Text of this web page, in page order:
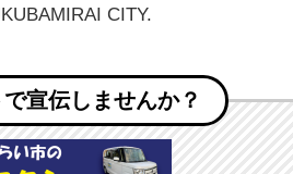
CITY.
宣伝しませんか？